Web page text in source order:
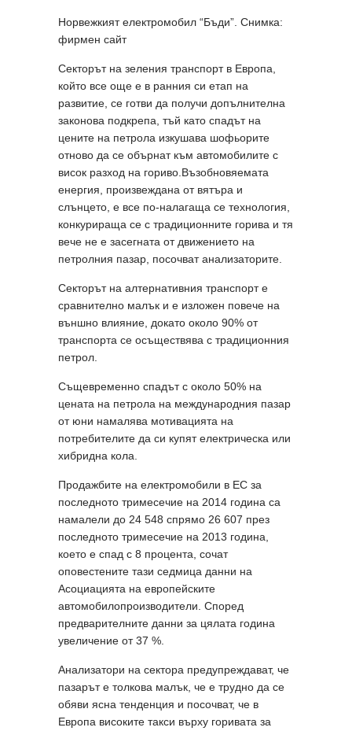
Норвежкият електромобил “Бъди”. Снимка:
фирмен сайт
Секторът на зеления транспорт в Европа,
който все още е в ранния си етап на
развитие, се готви да получи допълнителна
законова подкрепа, тъй като спадът на
цените на петрола изкушава шофьорите
отново да се обърнат към автомобилите с
висок разход на гориво.Възобновяемата
енергия, произвеждана от вятъра и
слънцето, е все по-налагаща се технология,
конкурираща се с традиционните горива и тя
вече не е засегната от движението на
петролния пазар, посочват анализаторите.
Секторът на алтернативния транспорт е
сравнително малък и е изложен повече на
външно влияние, докато около 90% от
транспорта се осъществява с традиционния
петрол.
Същевременно спадът с около 50% на
цената на петрола на международния пазар
от юни намалява мотивацията на
потребителите да си купят електрическа или
хибридна кола.
Продажбите на електромобили в ЕС за
последното тримесечие на 2014 година са
намалели до 24 548 спрямо 26 607 през
последното тримесечие на 2013 година,
което е спад с 8 процента, сочат
оповестените тази седмица данни на
Асоциацията на европейските
автомобилопроизводители. Според
предварителните данни за цялата година
увеличение от 37 %.
Анализатори на сектора предупреждават, че
пазарът е толкова малък, че е трудно да се
обяви ясна тенденция и посочват, че в
Европа високите такси върху горивата за